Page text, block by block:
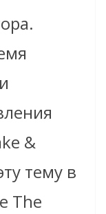
&
тему в
The